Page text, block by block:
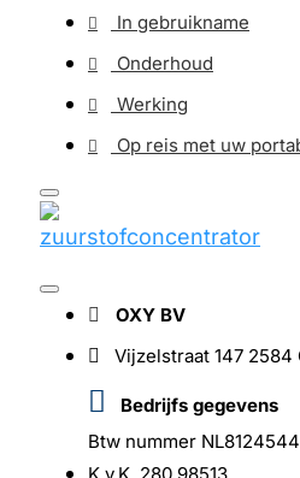
In gebruikname
Onderhoud
Werking
Op reis met uw
OXY BV
Vijzelstraat 147 2584
Bedrijfs gegevens
Btw nummer